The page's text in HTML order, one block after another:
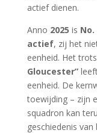
actief dienen.
Anno 2025 is No.
actief, zij het
eenheid. Het
Gloucester”
eenheid. De
toewijding – zijn
squadron kan
geschiedenis